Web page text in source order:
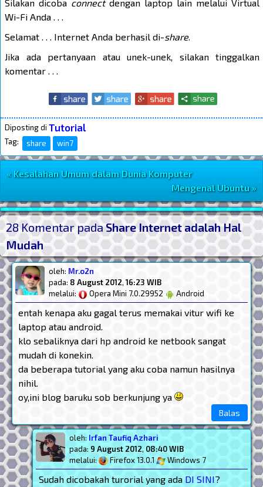
Silakan dicoba connectdengan laptop lain melalui Virtual
Wi-Fi Anda . . .
Selamat . . . Internet Anda berhasil di-share.
Jika ada pertanyaan atau unek-unek, silakan tinggalkan
komentar . . .
Diposting di Tutorial
Tag: share win7
Navigasi Postingan
« Kesalahan Umum dalam Dunia Komputer
Mengenal Ubuntu »
Post Widget
28 Komentar padaShare Internet adalah Hal
Mudah
oleh: Mr.o2n
pada: 8 August 2012,16:23 WIB
melalui:
Opera Mini 7.0.29952 Android
entah kenapa aku gagal terus memakai vitur wifi ke
laptop atau android.
klo sebaliknya dari hp android ke netbook sangat
mudah di konekin.
da beberapa tutorial yang aku coba namun hasilnya
nihil.
oy,ini blog baruku sob berkunjung ya
Balas
oleh: Irfan Taufiq Azhari
pada: 9 August 2012, 08:40 WIB
melalui:
Firefox 13.0.1 Windows 7
Sudah dicobakah turorial yang ada DI SINI?